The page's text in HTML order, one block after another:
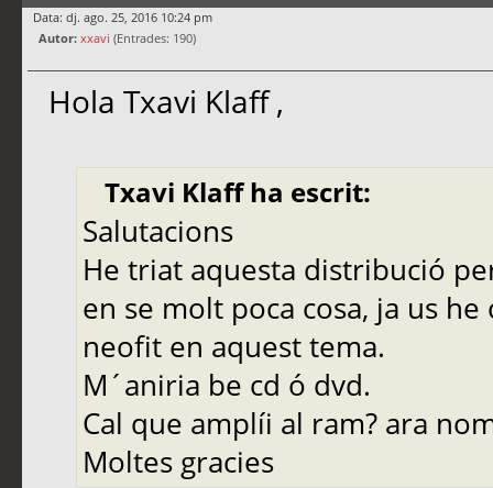
Data: dj. ago. 25, 2016 10:24 pm
Autor: xxavi (Entrades: 190)
Hola Txavi Klaff ,
Txavi Klaff ha escrit:
Salutacions
He triat aquesta distribució
en se molt poca cosa, ja us
neofit en aquest tema.
M´aniria be cd ó dvd.
Cal que amplíi al ram? ara
Moltes gracies